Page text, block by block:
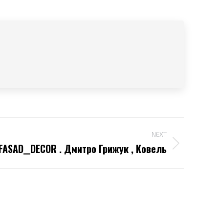
NEXT
. Дмитро Грижук , Ковель